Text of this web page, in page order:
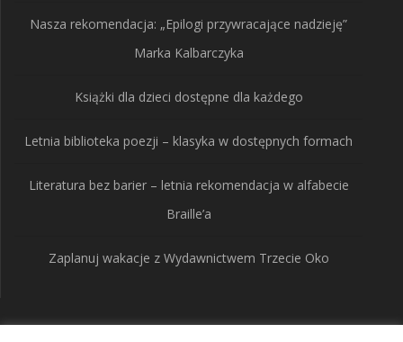
Nasza rekomendacja: „Epilogi przywracające nadzieję”
Marka Kalbarczyka
Książki dla dzieci dostępne dla każdego
Letnia biblioteka poezji – klasyka w dostępnych formach
Literatura bez barier – letnia rekomendacja w alfabecie
Braille’a
Zaplanuj wakacje z Wydawnictwem Trzecie Oko